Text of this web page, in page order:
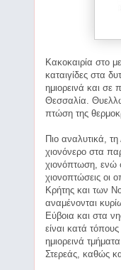
Κακοκαιρία στο
καταιγίδες στα
ημιορεινά και σε
Θεσσαλία.
πτώση της
Πιο αναλυτικά,
χιονόνερο στα
χιονόπτωση, ενώ
χιονοπτώσεις οι
Κρήτης και των
αναμένονται
Εύβοια και στα
είναι κατά
ημιορεινά
Στερεάς, καθώς